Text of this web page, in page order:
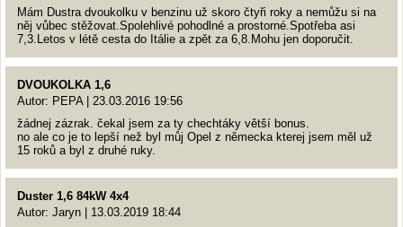
Mám Dustra dvoukolku v benzinu už skoro čtyři roky a nemůžu si na
něj vůbec stěžovat.Spolehlivé pohodlné a prostorné.Spotřeba asi
7,3.Letos v létě cesta do Itálie a zpět za 6,8.Mohu jen doporučit.
DVOUKOLKA 1,6
Autor: PEPA | 23.03.2016 19:56
žádnej zázrak. čekal jsem za ty chechtáky větší bonus.
no ale co je to lepší než byl můj Opel z německa kterej jsem měl už
15 roků a byl z druhé ruky.
Duster 1,6 84kW 4x4
Autor: Jaryn | 13.03.2019 18:44